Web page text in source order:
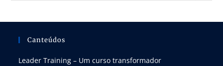
Canteúdos
Leader Training – Um curso transformador